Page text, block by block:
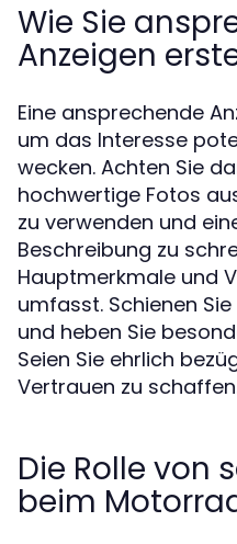
Wie Sie
Anzeigen
Eine ansprechende
um das Interesse
wecken. Achten Sie
hochwertige Fotos
zu verwenden und
Beschreibung zu
Hauptmerkmale und
umfasst. Schienen
und heben Sie
Seien Sie ehrlich
Vertrauen zu
Die Rolle von
beim